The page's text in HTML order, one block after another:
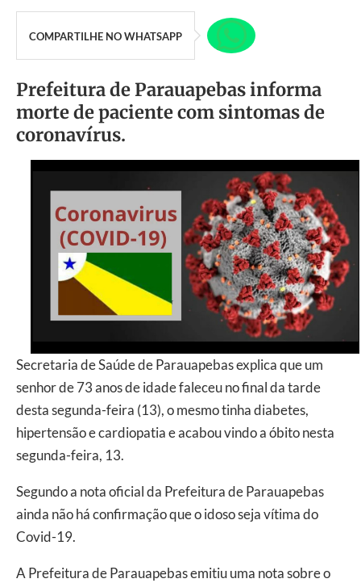
COMPARTILHE NO WHATSAPP
Prefeitura de Parauapebas informa
morte de paciente com sintomas de
coronavírus.
Secretaria de Saúde de Parauapebas explica que um
senhor de 73 anos de idade faleceu no final da tarde
desta segunda-feira (13), o mesmo tinha diabetes,
hipertensão e cardiopatia e acabou vindo a óbito nesta
segunda-feira, 13.
Segundo a nota oficial da Prefeitura de Parauapebas
ainda não há confirmação que o idoso seja vítima do
Covid-19.
A Prefeitura de Parauapebas emitiu uma nota sobre o